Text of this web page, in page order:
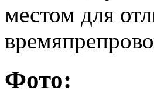
местом для
Фото: